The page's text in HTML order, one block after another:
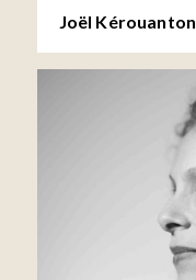
Joël Kérouanton